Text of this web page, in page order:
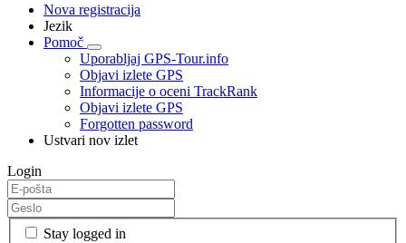
Nova registracija
Jezik
Pomoč
Uporabljaj GPS-Tour.info
Objavi izlete GPS
Informacije o oceni TrackRank
Objavi izlete GPS
Forgotten password
Ustvari nov izlet
Login
Stay logged in